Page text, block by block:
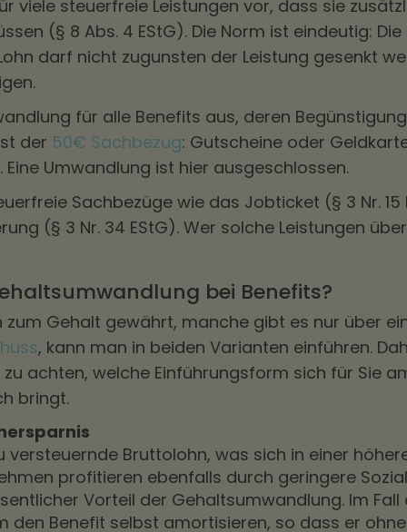
viele steuerfreie Leistungen vor, dass sie
(§ 8 Abs. 4 EStG). Die Norm ist eindeutig:
darf nicht zugunsten der Leistung gesenkt
für alle Benefits aus, deren
der 50€ Sachbezug: Gutscheine oder
Umwandlung ist hier ausgeschlossen.
Sachbezüge wie das Jobticket (§ 3 Nr. 15
(§ 3 Nr. 34 EStG). Wer solche Leistungen
bei Benefits?
Gehalt gewährt, manche gibt es nur über
, kann man in beiden Varianten einführen.
achten, welche Einführungsform sich für Sie
bringt.
versteuernde Bruttolohn, was sich in einer
profitieren ebenfalls durch geringere
Vorteil der Gehaltsumwandlung. Im Fall
den Benefit selbst amortisieren, so dass er